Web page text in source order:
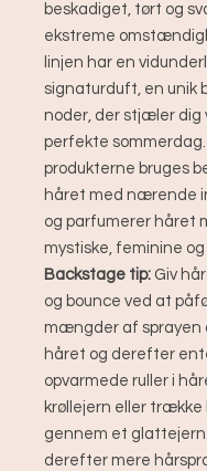
beskadiget, tørt og
ekstreme
linjen har en
signaturduft, en unik
noder, der stjæler dig
perfekte
produkterne bruges
håret med nærende
og parfumerer håret
mystiske, feminine
Backstage tip: Giv
og bounce ved at
mængder af sprayen
håret og derefter
opvarmede ruller i
krøllejern eller
gennem et
derefter mere